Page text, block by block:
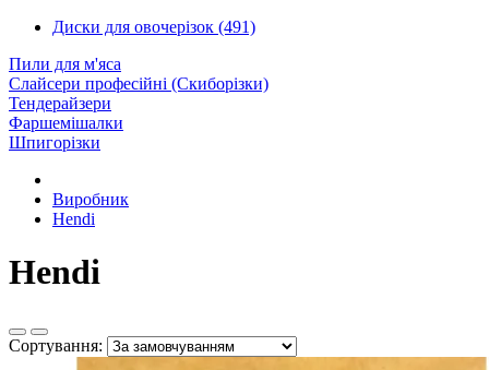
Диски для овочерізок (491)
Пили для м'яса
Слайсери професійні (Скиборізки)
Тендерайзери
Фаршемішалки
Шпигорізки
Виробник
Hendi
Hendi
Сортування: